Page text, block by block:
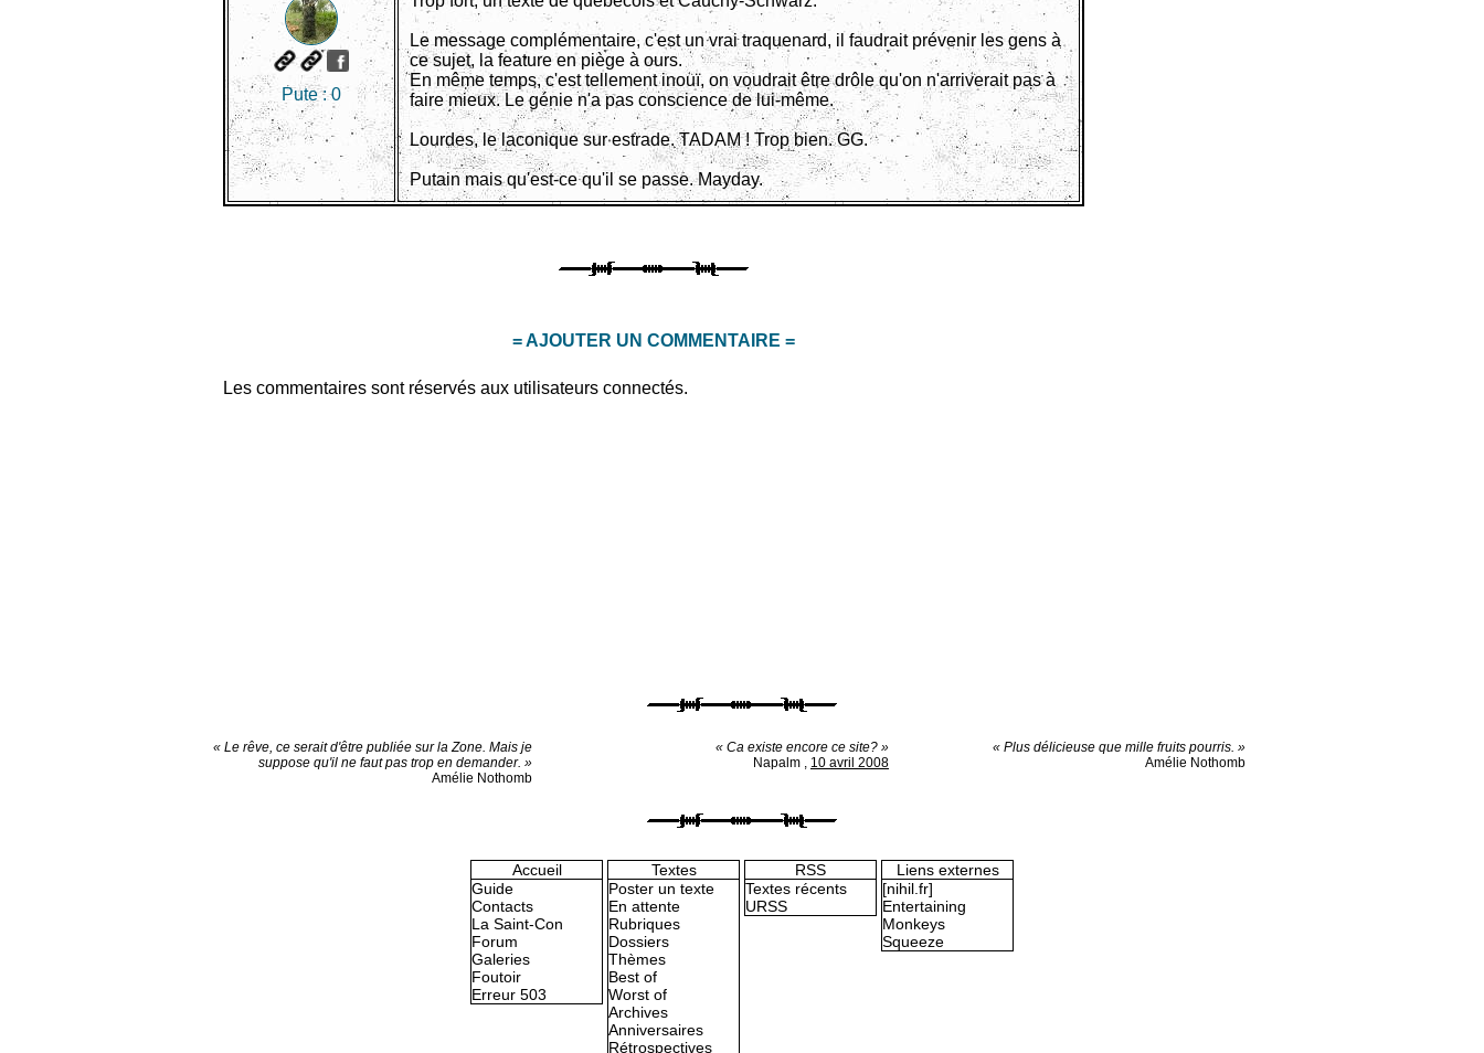
Pute :0
Le message complémentaire, c'est un vrai traquenard, il faudrait prévenir les gens à
ce sujet, la feature en piège à ours.
En même temps, c'est tellement inouï, on voudrait être drôle qu'on n'arriverait pas à
faire mieux. Le génie n'a pas conscience de lui-même.
Lourdes, le laconique sur estrade. TADAM ! Trop bien. GG.
Putain mais qu'est-ce qu'il se passe. Mayday.
= AJOUTER UN COMMENTAIRE =
Les commentaires sont réservés aux utilisateurs connectés.
« Le rêve, ce serait d'être publiée sur la Zone. Mais je
suppose qu'il ne faut pas trop en demander. »
Amélie Nothomb
« Ca existe encore ce site? »
Napalm , 10 avril 2008
« Plus délicieuse que mille fruits pourris. »
Amélie Nothomb
Accueil
Guide
Contacts
La Saint-Con
Forum
Galeries
Foutoir
Erreur 503
Textes
Poster un texte
En attente
Rubriques
Dossiers
Thèmes
Best of
Worst of
Archives
Anniversaires
Rétrospectives
RSS
Textes récents
URSS
Liens externes
[nihil.fr]
Entertaining
Monkeys
Squeeze